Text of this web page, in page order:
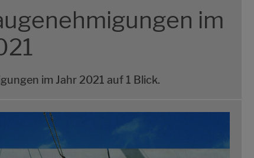
im
im Jahr 2021 auf 1 Blick.